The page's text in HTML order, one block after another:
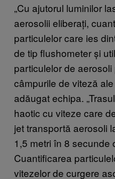
„Cu ajutorul luminilor
aerosolii eliberați,
particulelor care ies
de tip flushometer și
particulelor de
câmpurile de viteză
adăugat echipa.
haotic cu viteze care
jet transportă aerosoli
1,5 metri în 8 secunde
Cuantificarea
vitezelor de curgere